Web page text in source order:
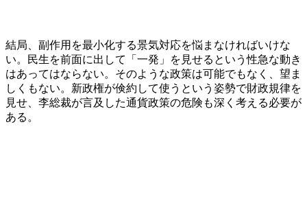
結局、副作用を最小化する景気対応を悩まなければいけな
い。民生を前面に出して「一発」を見せるという性急な動き
はあってはならない。そのような政策は可能でもなく、望ま
しくもない。新政権が倹約して使うという姿勢で財政規律を
見せ、李総裁が言及した通貨政策の危険も深く考える必要が
ある。